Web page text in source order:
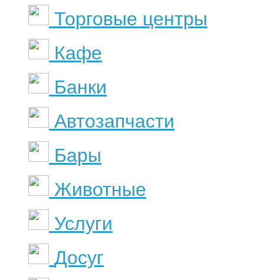
Торговые центры
Кафе
Банки
Автозапчасти
Бары
Животные
Услуги
Досуг